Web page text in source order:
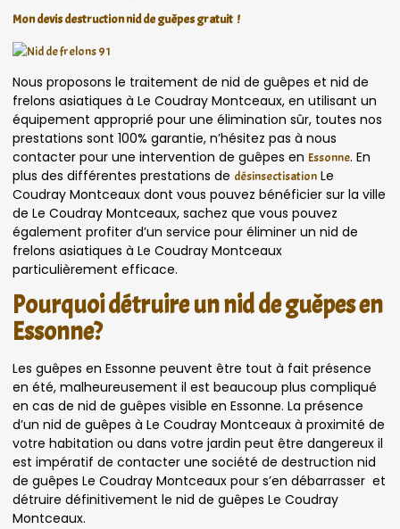
Mon devis destruction nid de guêpes gratuit !
Nous proposons le traitement de nid de guêpes et nid de
frelons asiatiques à Le Coudray Montceaux, en utilisant un
équipement approprié pour une élimination sûr, toutes nos
prestations sont 100% garantie, n’hésitez pas à nous
contacter pour une intervention de guêpes en Essonne. En
plus des différentes prestations de désinsectisation Le
Coudray Montceaux dont vous pouvez bénéficier sur la ville
de Le Coudray Montceaux, sachez que vous pouvez
également profiter d’un service pour éliminer un nid de
frelons asiatiques à Le Coudray Montceaux
particulièrement efficace.
Pourquoi détruire un nid de guêpes en
Essonne?
Les guêpes en Essonne peuvent être tout à fait présence
en été, malheureusement il est beaucoup plus compliqué
en cas de nid de guêpes visible en Essonne. La présence
d’un nid de guêpes à Le Coudray Montceaux à proximité de
votre habitation ou dans votre jardin peut être dangereux il
est impératif de contacter une société de destruction nid
de guêpes Le Coudray Montceaux pour s’en débarrasser et
détruire définitivement le nid de guêpes Le Coudray
Montceaux.